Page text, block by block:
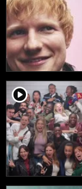
player2